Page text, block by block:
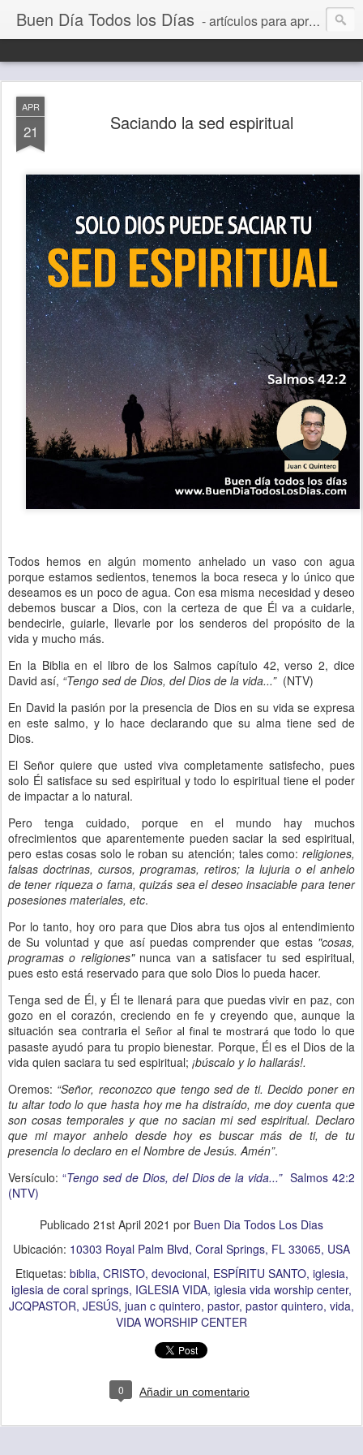
Buen Día Todos los Días - artículos para aprender a vivir mejor, un día a la vez. Por Juan C Quintero
APR
21 Saciando la sed espiritual
Todos hemos en algún momento anhelado un vaso con agua
porque estamos sedientos, tenemos la boca reseca y lo único que
deseamos es un poco de agua. Con esa misma necesidad y deseo
debemos buscar a Dios, con la certeza de que Él va a cuidarle,
bendecirle, guiarle, llevarle por los senderos del propósito de la
vida y mucho más.
En la Biblia en el libro de los Salmos capítulo 42, verso 2, dice
David así, “Tengo sed de Dios, del Dios de la vida...” (NTV)
En David la pasión por la presencia de Dios en su vida se expresa
en este salmo, y lo hace declarando que su alma tiene sed de
Dios.
El Señor quiere que usted viva completamente satisfecho, pues
solo Él satisface su sed espiritual y todo lo espiritual tiene el poder
de impactar a lo natural.
Pero tenga cuidado, porque en el mundo hay muchos
ofrecimientos que aparentemente pueden saciar la sed espiritual,
pero estas cosas solo le roban su atención; tales como: religiones,
falsas doctrinas, cursos, programas, retiros; la lujuria o el anhelo
de tener riqueza o fama, quizás sea el deseo insaciable para tener
posesiones materiales, etc.
Por lo tanto, hoy oro para que Dios abra tus ojos al entendimiento
de Su voluntad y que así puedas comprender que estas "cosas,
programas o religiones"nunca van a satisfacer tu sed espiritual,
pues esto está reservado para que solo Dios lo pueda hacer.
Tenga sed de Él, y Él te llenará para que puedas vivir en paz, con
gozo en el corazón, creciendo en fe y creyendo que, aunque la
situación sea contraria elSeñor alfinal te mostrará quetodo lo que
pasaste ayudó para tu propio bienestar. Porque, Él es el Dios de la
vida quien saciara tu sed espiritual; ¡búscalo y lo hallarás!.
Oremos: “Señor, reconozco que tengo sed de ti. Decido poner en
tu altar todo lo que hasta hoy me ha distraído, me doy cuenta que
son cosas temporales y que no sacian mi sed espiritual. Declaro
que mi mayor anhelo desde hoy es buscar más de ti, de tu
presencia lo declaro en el Nombre de Jesús. Amén”.
Versículo: “Tengo sed de Dios, del Dios de la vida...” Salmos 42:2
(NTV)
Publicado 21st April 2021 por Buen Dia Todos Los Dias
Ubicación: 10303 Royal Palm Blvd, Coral Springs, FL 33065, USA
Etiquetas: biblia CRISTO devocional ESPÍRITU SANTO iglesia
iglesia de coral springs IGLESIA VIDA iglesia vida worship center
JCQPASTOR JESÚS juan c quintero pastor pastor quintero vida
VIDA WORSHIP CENTER
0 Añadir un comentario